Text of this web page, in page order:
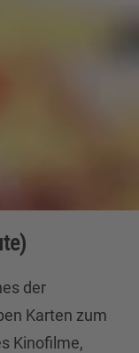
der
Karten zum
Kinofilme,